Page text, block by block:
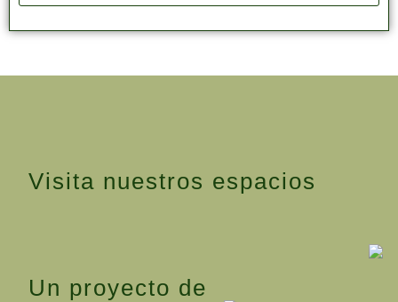
Visita nuestros espacios
Un proyecto de